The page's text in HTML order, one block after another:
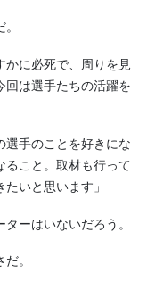
に必死で、周りを見
回は選手たちの活躍を
手のことを好きにな
ること。取材も行って
いと思います」
ーはいないだろう。
。